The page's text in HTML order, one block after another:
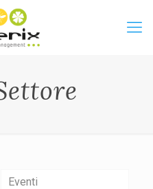
Eventi